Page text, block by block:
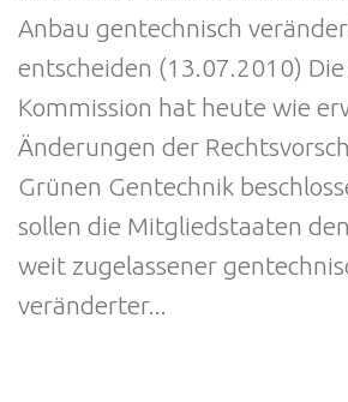
Anbau gentechnisch
entscheiden (13.07.2010) Die
Kommission hat heute wie
Änderungen der
Grünen Gentechnik
sollen die Mitgliedstaaten
weit zugelassener
veränderter...